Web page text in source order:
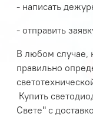
- написать
- отправить
В любом случае,
правильно
Купить
Свете" с